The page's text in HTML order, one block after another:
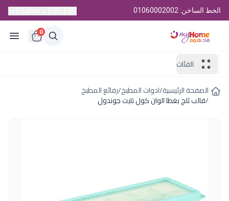
الخط الساخن: 01060002002
0
الفئات
الصفحة الرئيسية/ادوات المطبخ/رفائع المطبخ
/قالب ثلج بغطا الوان كول تايت جوندول